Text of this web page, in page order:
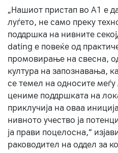
„Нашиот пристап во А1 е
луѓето, не само преку
поддршка на нивните
dating е повеќе од
промовирање на свесна,
култура на запознавања,
се темел на односите меѓу
цениме поддршката на
приклучија на оваа
нивното учество ја
ја прави поцелосна,“
раководител на оддел за